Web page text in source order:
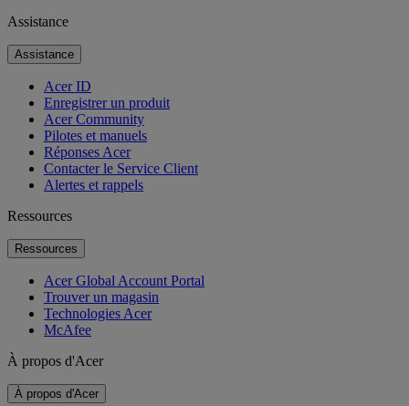
Assistance
Assistance
Acer ID
Enregistrer un produit
Acer Community
Pilotes et manuels
Réponses Acer
Contacter le Service Client
Alertes et rappels
Ressources
Ressources
Acer Global Account Portal
Trouver un magasin
Technologies Acer
McAfee
À propos d'Acer
À propos d'Acer